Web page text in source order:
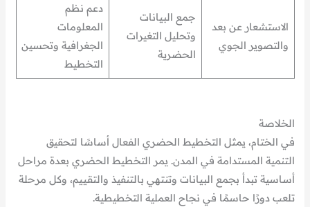
الاستشعار عن بعد
والتصوير الجوي
جمع البيانات
وتحليل التغيرات
الحضرية
دعم نظم
المعلومات
الجغرافية وتحسين
التخطيط
الخلاصة
في الختام، يمثل التخطيط الحضري الفعال أساسًا لتحقيق
التنمية المستدامة في المدن. يمر التخطيط الحضري بعدة مراحل
أساسية تبدأ بجمع البيانات وتنتهي بالتنفيذ والتقييم، وكل مرحلة
تلعب دورًا حاسمًا في نجاح العملية التخطيطية.